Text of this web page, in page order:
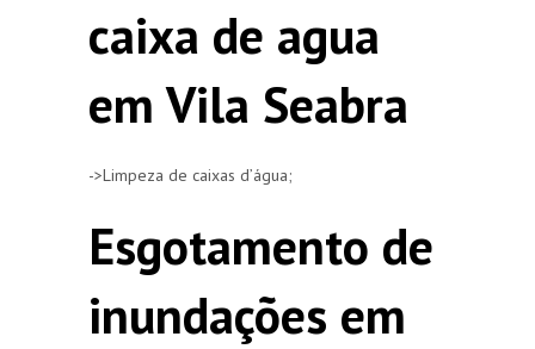
caixa de agua
em Vila Seabra
->Limpeza de caixas d’água;
Esgotamento de
inundações em